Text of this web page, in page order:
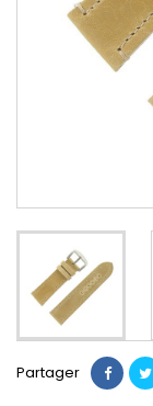
Partager